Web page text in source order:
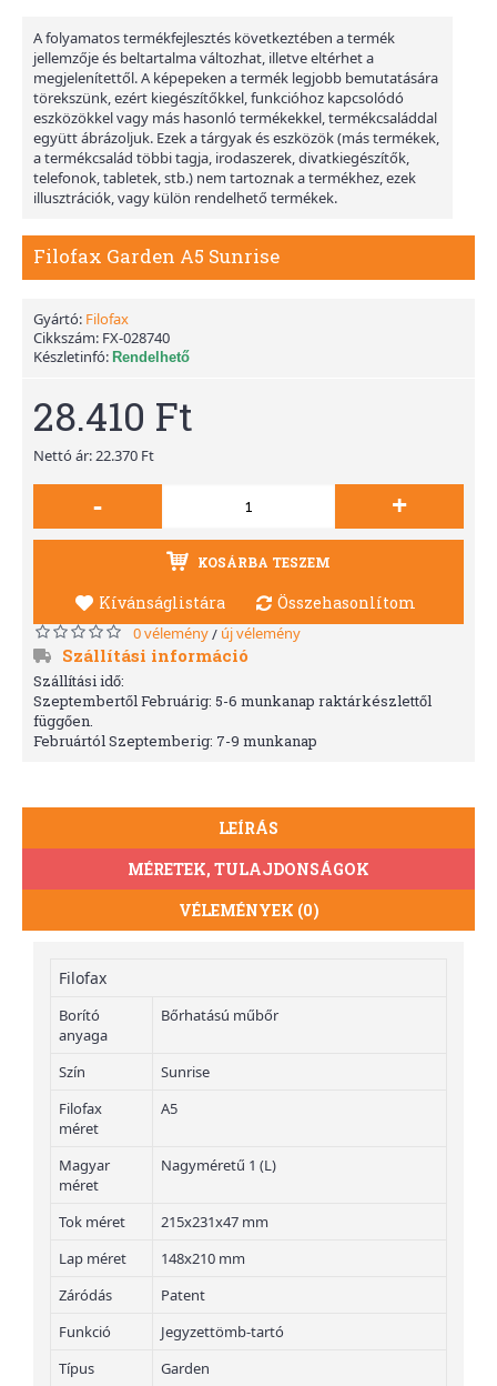
A folyamatos termékfejlesztés következtében a termék
jellemzője és beltartalma változhat, illetve eltérhet a
megjelenítettől. A képepeken a termék legjobb bemutatására
törekszünk, ezért kiegészítőkkel, funkcióhoz kapcsolódó
eszközökkel vagy más hasonló termékekkel, termékcsaláddal
együtt ábrázoljuk. Ezek a tárgyak és eszközök (más termékek,
a termékcsalád többi tagja, irodaszerek, divatkiegészítők,
telefonok, tabletek, stb.) nem tartoznak a termékhez, ezek
illusztrációk, vagy külön rendelhető termékek.
Filofax Garden A5 Sunrise
Gyártó: Filofax
Cikkszám: FX-028740
Készletinfó: Rendelhető
28.410 Ft
Nettó ár: 22.370 Ft
- +
KOSÁRBA TESZEM
Kívánságlistára Összehasonlítom
0 vélemény/ új vélemény
Szállítási információ
Szállítási idő:
Szeptembertől Februárig: 5-6 munkanap raktárkészlettől
függően.
Februártól Szeptemberig: 7-9 munkanap
LEÍRÁS
MÉRETEK, TULAJDONSÁGOK
VÉLEMÉNYEK (0)
Filofax
Borító
anyaga
Bőrhatású műbőr
Szín
Sunrise
Filofax
méret
A5
Magyar
méret
Nagyméretű 1 (L)
Tok méret
215x231x47 mm
Lap méret
148x210 mm
Záródás
Patent
Funkció
Jegyzettömb-tartó
Típus
Garden